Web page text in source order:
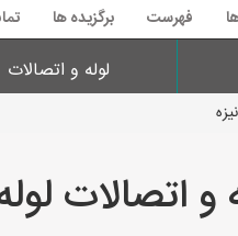
فهرست برگزیده ها
لوله و اتصالات
لوله